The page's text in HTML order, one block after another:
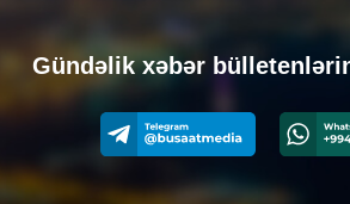
Gündəlik xəbər